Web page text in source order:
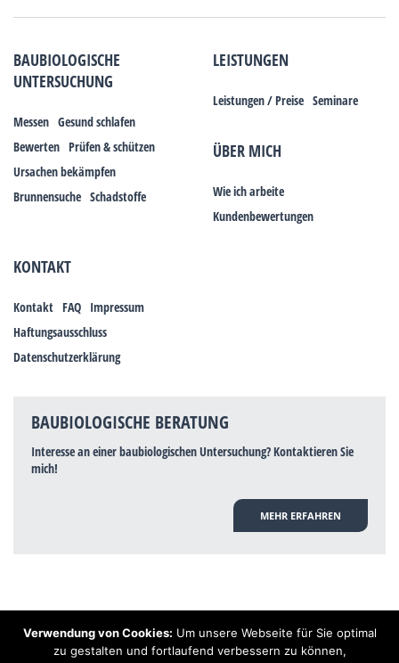
BAUBIOLOGISCHE
UNTERSUCHUNG
Messen Gesund schlafen
Bewerten Prüfen & schützen
Ursachen bekämpfen
Brunnensuche Schadstoffe
LEISTUNGEN
Leistungen / Preise Seminare
ÜBER MICH
Wie ich arbeite
Kundenbewertungen
KONTAKT
Kontakt FAQ Impressum
Haftungsausschluss
Datenschutzerklärung
BAUBIOLOGISCHE BERATUNG
Interesse an einer baubiologischen Untersuchung? Kontaktieren Sie
mich!
MEHR ERFAHREN
Hinweis: Trotz zahlreicher Studien, die einen Zusammenhang zwischen
Elektrosmog und gesundheitlichen Problemen aufzeigen, ist es von der
Verwendung von Cookies: Um unsere Webseite für Sie optimal
zu gestalten und fortlaufend verbessern zu können,